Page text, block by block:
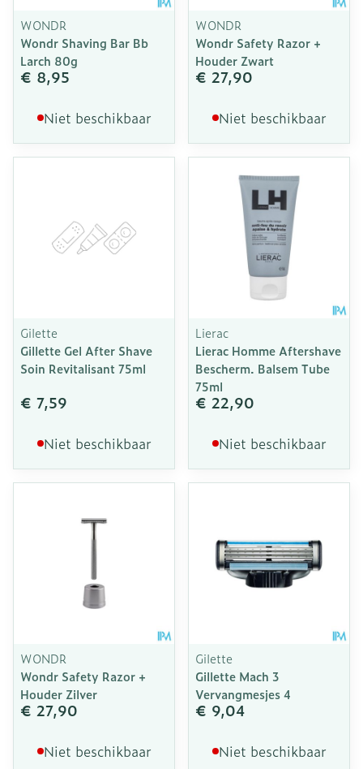
WONDR
Wondr Shaving Bar Bb
Larch 80g
€ 8,95
Niet beschikbaar
WONDR
Wondr Safety Razor +
Houder Zwart
€ 27,90
Niet beschikbaar
Gilette
Gillette Gel After Shave
Soin Revitalisant 75ml
€ 7,59
Niet beschikbaar
Lierac
Lierac Homme Aftershave
Bescherm. Balsem Tube
75ml
€ 22,90
Niet beschikbaar
WONDR
Wondr Safety Razor +
Houder Zilver
€ 27,90
Niet beschikbaar
Gilette
Gillette Mach 3
Vervangmesjes 4
€ 9,04
Niet beschikbaar